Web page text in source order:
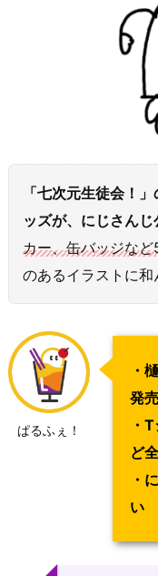
「七次元生徒会！
ッズが、にじさん
カー、缶バッジな
のあるイラストに
ぱるふぇ！
・
発売
・
ど
・
い